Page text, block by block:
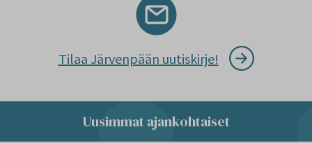
Tilaa Järvenpään uutiskirje!
Uusimmat ajankohtaiset